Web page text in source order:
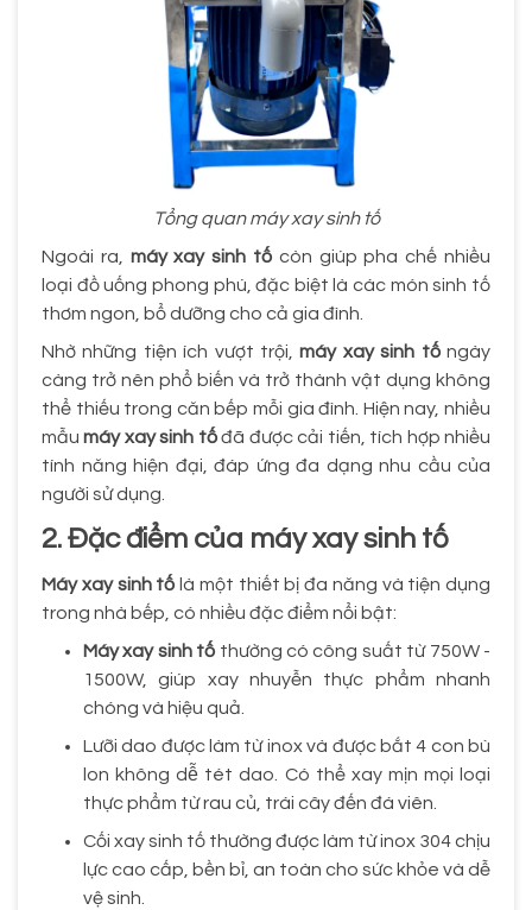
Tổng quan máy xay sinh tố
Ngoài ra, máy xay sinh tố còn giúp pha chế nhiều
loại đồ uống phong phú, đặc biệt là các món sinh tố
thơm ngon, bổ dưỡng cho cả gia đình.
Nhờ những tiện ích vượt trội,máy xay sinh tốngày
càng trở nên phổ biến và trở thành vật dụng không
thể thiếu trong căn bếp mỗi gia đình. Hiện nay, nhiều
mẫumáy xay sinh tốđã được cải tiến, tích hợp nhiều
tính năng hiện đại, đáp ứng đa dạng nhu cầu của
người sử dụng.
2. Đặc điểm của máy xay sinh tố
Máy xay sinh tố là một thiết bị đa năng và tiện dụng
trong nhà bếp, có nhiều đặc điểm nổi bật:
Máy xay sinh tố thường có công suất từ 750W -
1500W, giúp xay nhuyễn thực phẩm nhanh
chóng và hiệu quả.
Lưỡi dao được làm từ inox và được bắt 4 con bù
lon không dễ tét dao. Có thể xay mịn mọi loại
thực phẩm từ rau củ, trái cây đến đá viên.
Cối xay sinh tố thường được làm từ inox 304 chịu
lực cao cấp, bền bỉ, an toàn cho sức khỏe và dễ
vệ sinh.